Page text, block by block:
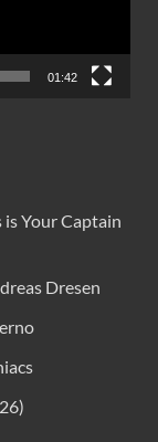
01:42
is Your Captain
Dresen